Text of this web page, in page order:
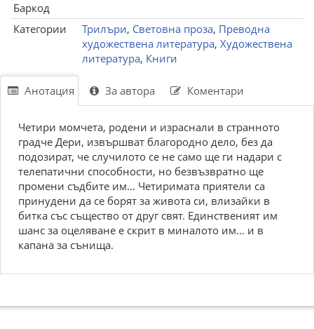
Баркод
Категории
Трилъри, Световна проза, Преводна
художествена литература, Художествена
литература, Книги
Анотация За автора Коментари
Четири момчета, родени и израснали в странното
градче Дери, извършват благородно дело, без да
подозират, че случилото се не само ще ги надари с
телепатични способности, но безвъзвратно ще
промени съдбите им… Четиримата приятели са
принудени да се борят за живота си, влизайки в
битка със същество от друг свят. Единственият им
шанс за оцеляване е скрит в миналото им... и в
капана за сънища.